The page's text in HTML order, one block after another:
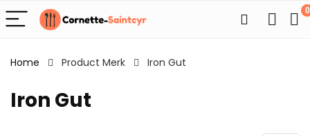
0
Home Product Merk Iron Gut
Iron Gut